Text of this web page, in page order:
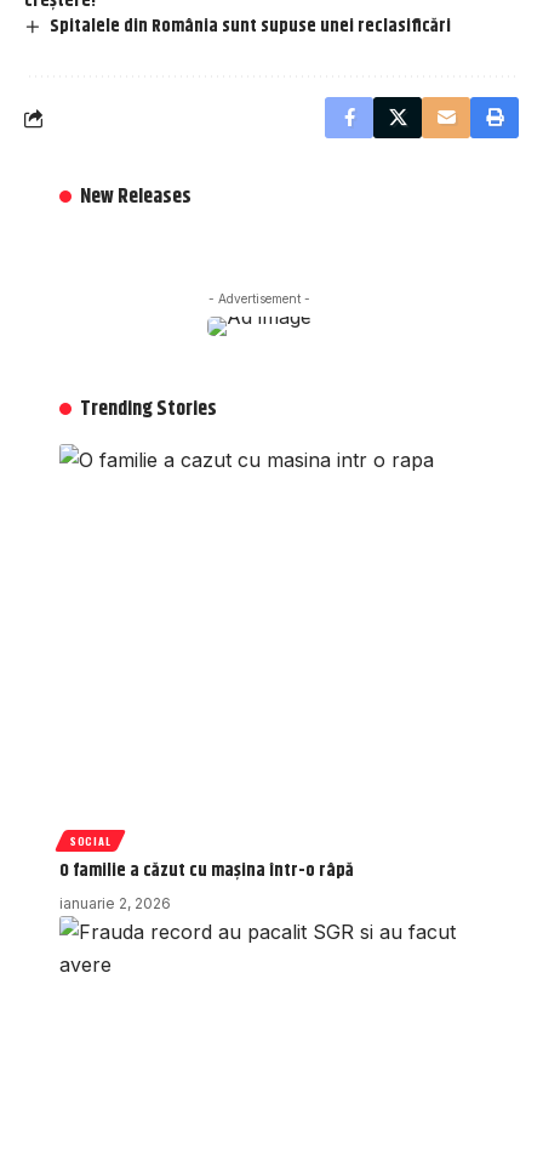
Spitalele din România sunt supuse unei reclasificări
New Releases
- Advertisement -
Trending Stories
SOCIAL
O familie a căzut cu mașina într-o râpă
ianuarie 2, 2026